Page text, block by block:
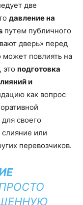
две
давление на
путем публичного
дверь» перед
может повлиять на
это подготовка
и
как вопрос
своего
или
перевозчиков.